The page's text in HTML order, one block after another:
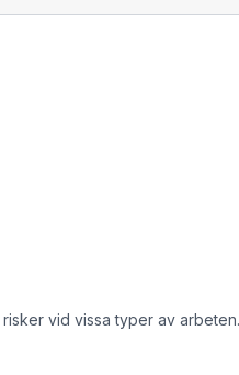
vid vissa typer av